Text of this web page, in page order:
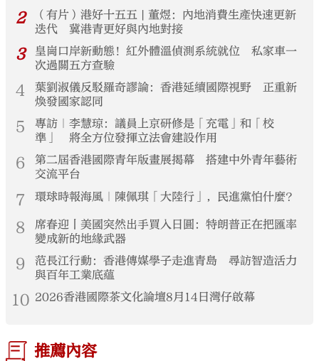
2
（有片）港好十五五 | 董煜：內地消費生產快速更新
迭代 冀港青更好與內地對接
3
皇崗口岸新動態！紅外體溫偵測系統就位 私家車一
次過關五方查驗
4
葉劉淑儀反駁羅奇謬論：香港延續國際視野 正重新
煥發國家認同
5
專訪｜李慧琼：議員上京研修是「充電」和「校
準」 將全方位發揮立法會建設作用
6
第二屆香港國際青年版畫展揭幕 搭建中外青年藝術
交流平台
7 環球時報海風｜陳佩琪「大陸行」，民進黨怕什麼？
8
席春迎丨美國突然出手買入日圓：特朗普正在把匯率
變成新的地緣武器
9
范長江行動：香港傳媒學子走進青島 尋訪智造活力
與百年工業底蘊
10 2026香港國際茶文化論壇8月14日灣仔啟幕
推薦內容